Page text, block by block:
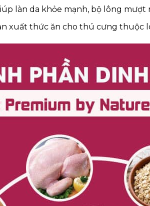
làn da khỏe mạnh, bộ lông mượt
xuất thức ăn cho thú cưng thuộc